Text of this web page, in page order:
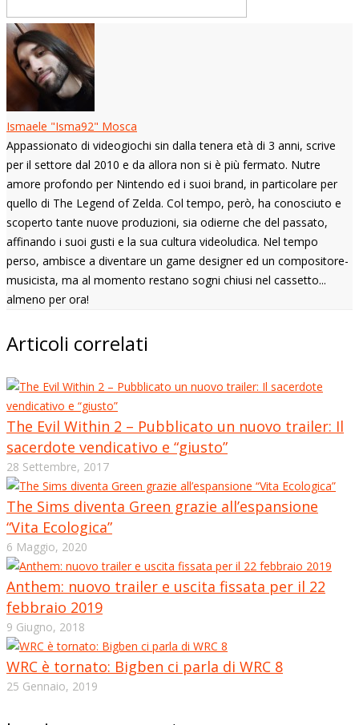
Ismaele "Isma92" Mosca
Appassionato di videogiochi sin dalla tenera età di 3 anni, scrive
per il settore dal 2010 e da allora non si è più fermato. Nutre
amore profondo per Nintendo ed i suoi brand, in particolare per
quello di The Legend of Zelda. Col tempo, però, ha conosciuto e
scoperto tante nuove produzioni, sia odierne che del passato,
affinando i suoi gusti e la sua cultura videoludica. Nel tempo
perso, ambisce a diventare un game designer ed un compositore-
musicista, ma al momento restano sogni chiusi nel cassetto...
almeno per ora!
Articoli correlati
The Evil Within 2 – Pubblicato un nuovo trailer: Il
sacerdote vendicativo e “giusto”
28 Settembre, 2017
The Sims diventa Green grazie all’espansione
“Vita Ecologica”
6 Maggio, 2020
Anthem: nuovo trailer e uscita fissata per il 22
febbraio 2019
9 Giugno, 2018
WRC è tornato: Bigben ci parla di WRC 8
25 Gennaio, 2019